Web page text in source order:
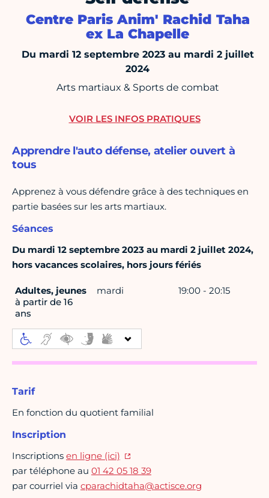
Centre Paris Anim' Rachid Taha
ex La Chapelle
Du mardi 12 septembre 2023 au mardi 2 juillet
2024
Arts martiaux & Sports de combat
Apprendre l'auto défense, atelier ouvert à
tous
Apprenez à vous défendre grâce à des techniques en
partie basées sur les arts martiaux.
Séances
Du mardi 12 septembre 2023 au mardi 2 juillet 2024,
hors vacances scolaires, hors jours fériés
Adultes, jeunes
à partir de 16
ans
mardi 19:00 - 20:15
Tarif
En fonction du quotient familial
Inscription
Inscriptions en ligne (ici)
par téléphone au 01 42 05 18 39
par courriel via cparachidtaha@actisce.org
VOIR LES INFOS PRATIQUES